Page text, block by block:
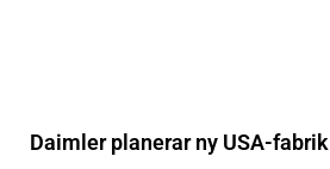
Daimler planerar ny USA-fabrik